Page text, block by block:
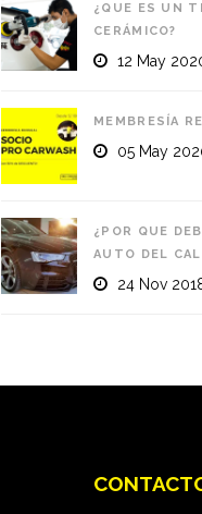
¿QUE ES UN
CERÁMICO?
12 May
MEMBRESÍA
05 May
¿POR QUE
AUTO DEL
24 Nov